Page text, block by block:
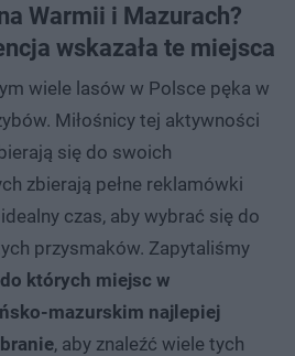
Warmii i Mazurach?
wskazała te miejsca
wiele lasów w Polsce pęka w
Miłośnicy tej aktywności
się do swoich
zbierają pełne reklamówki
czas, aby wybrać się do
przysmaków. Zapytaliśmy
do których miejsc w
mazurskim najlepiej
, aby znaleźć wiele tych